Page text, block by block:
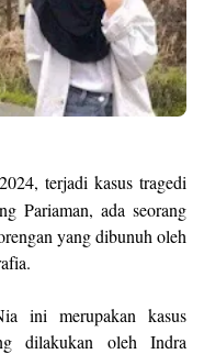
terjadi kasus tragedi
Pariaman, ada seorang
yang dibunuh oleh
ini merupakan kasus
dilakukan oleh Indra